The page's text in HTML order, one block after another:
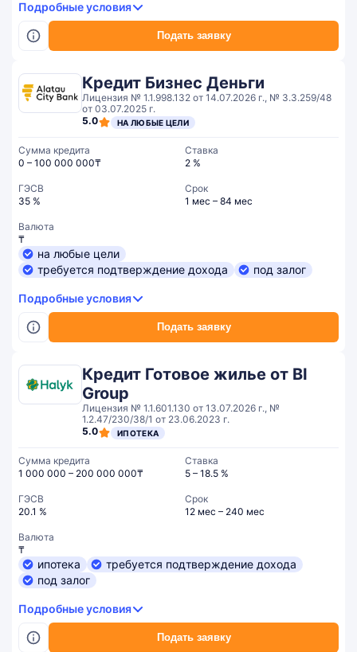
Подать заявку
Подробные условия
Кредит Бизнес Деньги
Лицензия № 1.1.998.132 от 14.07.2026 г., № 3.3.259/48
от 03.07.2025 г.
5.0
НА ЛЮБЫЕ ЦЕЛИ
Подать заявку
Сумма кредита
0 – 100 000 000₸
Ставка
2 %
ГЭСВ
35 %
Срок
1 мес – 84 мес
Валюта
₸
на любые цели
требуется подтверждение дохода
под залог
Подробные условия
Кредит Готовое жилье от BI
Group
Лицензия № 1.1.601.130 от 13.07.2026 г., №
1.2.47/230/38/1 от 23.06.2023 г.
5.0
ИПОТЕКА
Подать заявку
Сумма кредита
1 000 000 – 200 000 000₸
Ставка
5 – 18.5 %
ГЭСВ
20.1 %
Срок
12 мес – 240 мес
Валюта
₸
ипотека
требуется подтверждение дохода
под залог
Подробные условия